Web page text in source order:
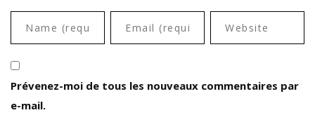
Prévenez-moi de tous les nouveaux commentaires par
e-mail.